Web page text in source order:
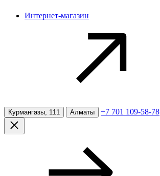
Интернет-магазин
Курмангазы, 111 Алматы +7 701 109-58-78